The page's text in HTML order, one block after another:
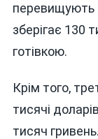
перевищують
зберігає 130
готівкою.
Крім того,
тисячі
тисяч